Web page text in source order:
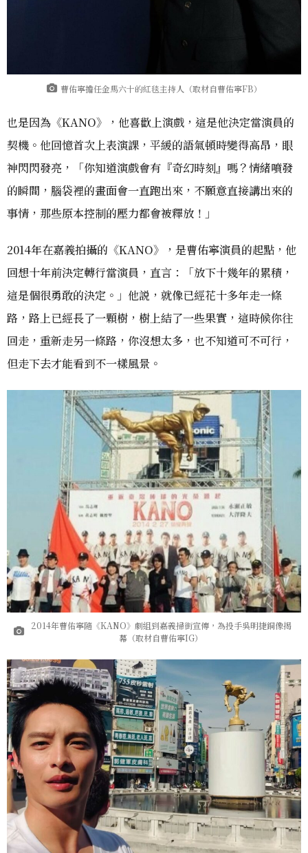
曹佑寧擔任金馬六十的紅毯主持人（取材自曹佑寧FB）
也是因為《KANO》，他喜歡上演戲，這是他決定當演員的
契機。他回憶首次上表演課，平緩的語氣頓時變得高昂，眼
神閃閃發亮，「你知道演戲會有『奇幻時刻』嗎？情緒噴發
的瞬間，腦袋裡的畫面會一直跑出來，不願意直接講出來的
事情，那些原本控制的壓力都會被釋放！」
2014年在嘉義拍攝的《KANO》，是曹佑寧演員的起點，他
回想十年前決定轉行當演員，直言：「放下十幾年的累積，
這是個很勇敢的決定。」他説，就像已經花十多年走一條
路，路上已經長了一顆樹，樹上結了一些果實，這時候你往
回走，重新走另一條路，你沒想太多，也不知道可不可行，
但走下去才能看到不一樣風景。
2014年曹佑寧隨《KANO》劇組到嘉義掃街宣傳，為投手吳明捷銅像揭
幕（取材自曹佑寧IG）